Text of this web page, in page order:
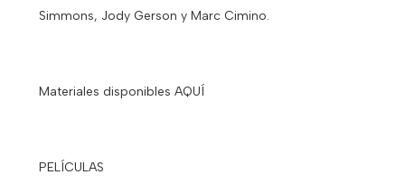
Simmons, Jody Gerson y Marc Cimino.
Materiales disponibles AQUÍ
PELÍCULAS